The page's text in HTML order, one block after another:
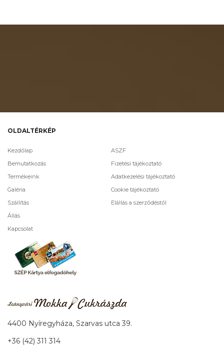
OLDALTÉRKÉP
Kezdőlap
Bemutatkozás
Termékeink
Galéria
Szállítás
Állás
Kapcsolat
ASZF
Fizetési tájékoztató
Adatkezelési tájékoztató
Cookie tájékoztató
Elállás a szerződéstől
4400 Nyíregyháza, Szarvas utca 39.
+36 (42) 311 314